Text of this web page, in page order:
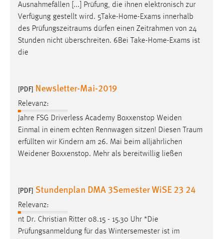
Ausnahmefällen [...] Prüfung, die ihnen elektronisch zur
Verfügung gestellt wird. 5Take-Home-Exams innerhalb
des Prüfungszeitraums dürfen einen Zeitrahmen von 24
Stunden nicht überschreiten. 6Bei Take-Home-Exams ist
die
[PDF] Newsletter-Mai-2019
Relevanz:
Jahre FSG Driverless Academy Boxxenstop Weiden
Einmal in einem echten Rennwagen sitzen! Diesen
Traum
erfüllten wir Kindern am 26. Mai beim alljährlichen
Weidener Boxxenstop. Mehr als bereitwillig ließen
[PDF] Stundenplan DMA 3Semester WiSE 23 24
Relevanz:
nt Dr. Christian Ritter 08.15 - 15.30 Uhr *Die
Prüfungsanmeldung für das Wintersemester ist im